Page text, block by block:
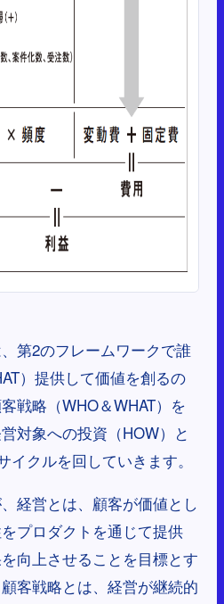
第2のフレームワークで誰
）提供して価値を創るの
戦略（WHO＆WHAT）を
対象への投資（HOW）と
イクルを回していきます。
経営とは、顧客が価値とし
プロダクトを通じて提供
向上させることを目標とす
客戦略とは、経営が継続的